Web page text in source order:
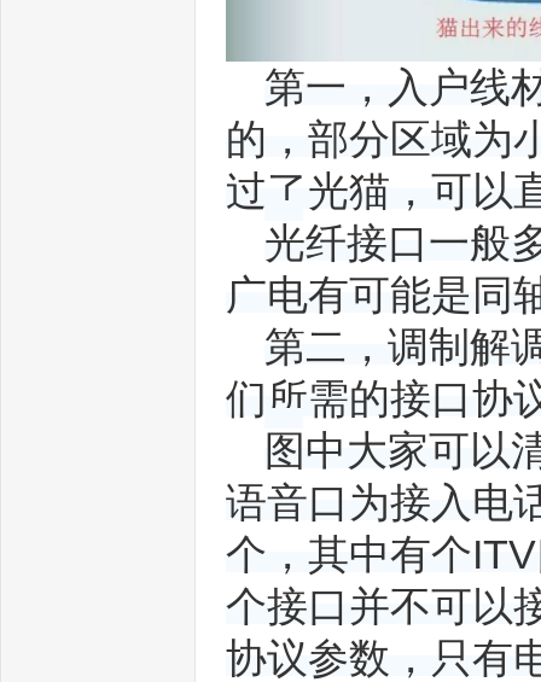
第一，入户线
的，部分区域为
过了光猫，可以
光纤接口一般
广电有可能是同
第二，调制解
们所需的接口协
图中大家可以
语音口为接入电
个，其中有个
个接口并不可以
协议参数，只有